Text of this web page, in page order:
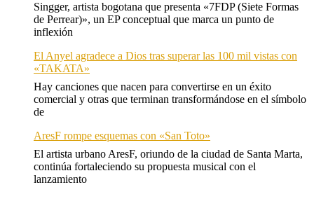
Singger, artista bogotana que presenta «7FDP (Siete Formas
de Perrear)», un EP conceptual que marca un punto de
inflexión
El Anyel agradece a Dios tras superar las 100 mil vistas con
«TAKATA»
Hay canciones que nacen para convertirse en un éxito
comercial y otras que terminan transformándose en el símbolo
de
AresF rompe esquemas con «San Toto»
El artista urbano AresF, oriundo de la ciudad de Santa Marta,
continúa fortaleciendo su propuesta musical con el
lanzamiento